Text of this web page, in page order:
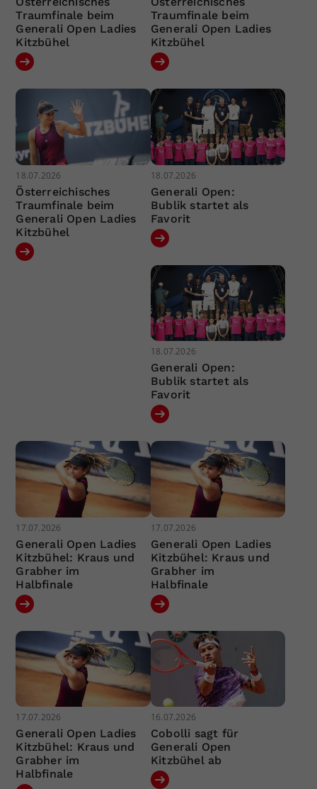
Traumfinale beim
Generali Open Ladies
Kitzbühel
Traumfinale beim
Generali Open Ladies
Kitzbühel
18.07.2026
Österreichisches
Traumfinale beim
Generali Open Ladies
Kitzbühel
18.07.2026
Generali Open:
Bublik startet als
Favorit
18.07.2026
Generali Open:
Bublik startet als
Favorit
17.07.2026
Generali Open Ladies
Kitzbühel: Kraus und
Grabher im
Halbfinale
17.07.2026
Generali Open Ladies
Kitzbühel: Kraus und
Grabher im
Halbfinale
17.07.2026
Generali Open Ladies
Kitzbühel: Kraus und
Grabher im
Halbfinale
16.07.2026
Cobolli sagt für
Generali Open
Kitzbühel ab